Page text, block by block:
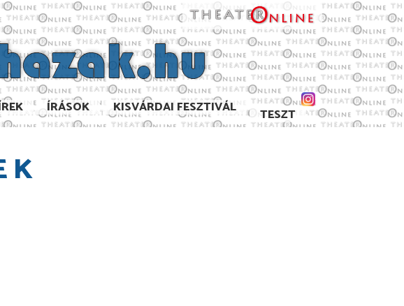
ÍRÁSOK KISVÁRDAI FESZTIVÁL TESZT